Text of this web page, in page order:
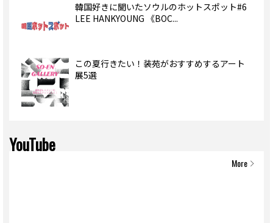
韓国好きに聞いたソウルのホットスポット#6
LEE HANKYOUNG 《BOC...
この夏行きたい！装苑がおすすめするアート
展5選
YouTube
More